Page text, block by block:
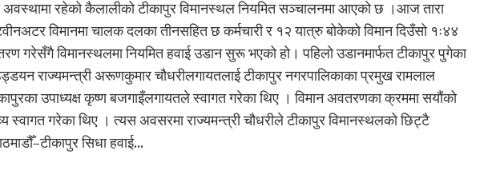
अवस्थामा रहेको कैलालीको टीकापुर विमानस्थल नियमित सञ्चालनमा आएको छ ।आज तारा
विमानमा चालक दलका तीनसहित छ कर्मचारी र १२ यात्रु बोकेको विमान दिउँसो १ः४४
गरेसँगै विमानस्थलमा नियमित हवाई उडान सुरू भएको हो। पहिलो उडानमार्फत टीकापुर पुगेका
राज्यमन्त्री अरूणकुमार चौधरीलगायतलाई टीकापुर नगरपालिकाका प्रमुख रामलाल
उपाध्यक्ष कृष्ण बजगाइँलगायतले स्वागत गरेका थिए । विमान अवतरणका क्रममा सयौंको
स्वागत गरेका थिए । त्यस अवसरमा राज्यमन्त्री चौधरीले टीकापुर विमानस्थलको छिट्टै
सिधा हवाई…